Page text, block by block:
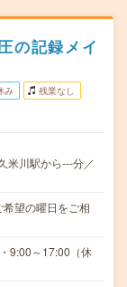
の記録メイ
み 残業なし
米川駅から---分／
望の曜日をご相
9:00～17:00（休